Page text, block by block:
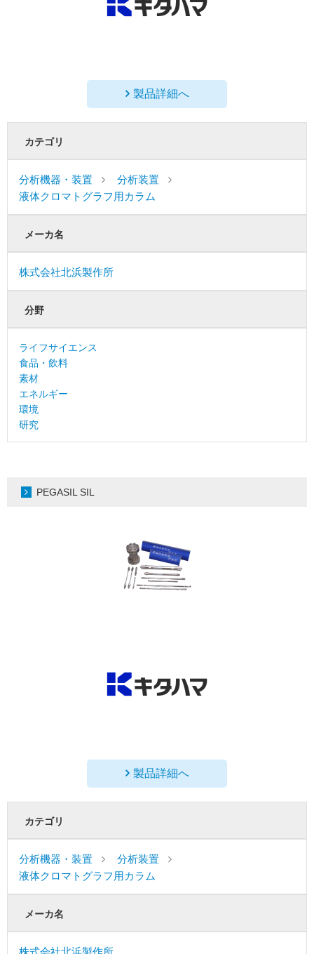
製品詳細へ
カテゴリ
分析機器・装置
分析装置
液体クロマトグラフ用カラム
メーカ名
株式会社北浜製作所
分野
ライフサイエンス
食品・飲料
素材
エネルギー
環境
研究
PEGASIL SIL
製品詳細へ
カテゴリ
分析機器・装置
分析装置
液体クロマトグラフ用カラム
メーカ名
株式会社北浜製作所